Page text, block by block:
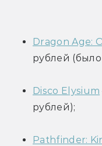
Dragon Age:
рублей
Disco Elysium
рублей);
Pathfinder: